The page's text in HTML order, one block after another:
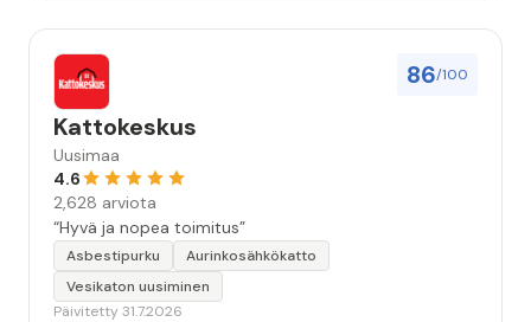
86/100
Kattokeskus
Uusimaa
4.6
2,628 arviota
“Hyvä ja nopea toimitus”
Asbestipurku
Aurinkosähkökatto
Vesikaton uusiminen
Päivitetty 31.7.2026